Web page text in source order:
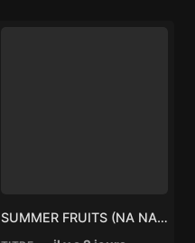
SUMMER FRUITS (NA NA) – Original Koffee